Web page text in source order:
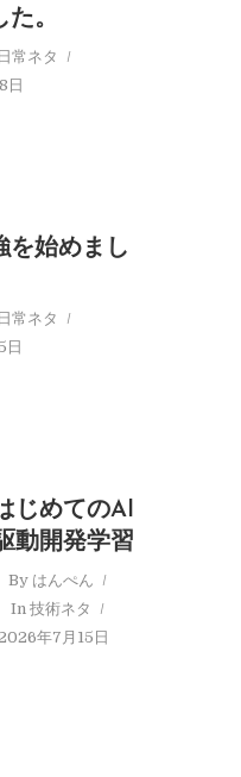
。
日常ネタ
日
を始めまし
日常ネタ
日
じめてのAI
動開発学習
By はんぺん
In技術ネタ
年7月15日